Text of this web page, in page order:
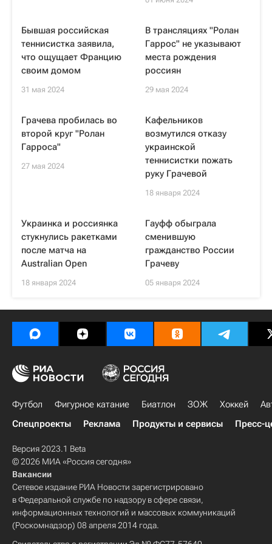
Бывшая российская
теннисистка заявила,
что ощущает Францию
своим домом
31 мая 2024
В трансляциях "Ролан
Гаррос" не указывают
места рождения
россиян
29 мая 2024
Грачева пробилась во
второй круг "Ролан
Гарроса"
27 мая 2024
Кафельников
возмутился отказу
украинской
теннисистки пожать
руку Грачевой
18 января 2024
Украинка и россиянка
стукнулись ракетками
после матча на
Australian Open
18 января 2024
Гауфф обыграла
сменившую
гражданство России
Грачеву
05 января 2024
Футбол Фигурное катание Биатлон ЗОЖ Хоккей
Спецпроекты
Реклама Продукты и сервисы Пресс-
Версия 2023.1 Beta
© 2026 МИА «Россия сегодня»
Вакансии
Сетевое издание РИА Новости зарегистрировано
в Федеральной службе по надзору в сфере связи,
информационных технологий и массовых коммуникаций
(Роскомнадзор) 08 апреля 2014 года.